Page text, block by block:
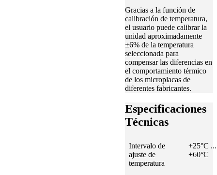
Gracias a la función de
calibración de temperatura,
el usuario puede calibrar la
unidad aproximadamente
±6% de la temperatura
seleccionada para
compensar las diferencias en
el comportamiento térmico
de los microplacas de
diferentes fabricantes.
Especificaciones
Técnicas
Intervalo de
ajuste de
temperatura
+25°C ...
+60°C